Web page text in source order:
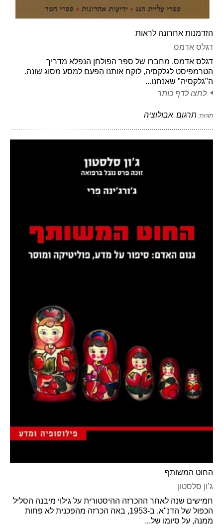
הזדמנות אחרונה לראות
דגלס אדמס
דגלס אדמס, מחברו של ספר הפולחן הנפלא מדריך
הטרמפיסט לגלקסיה, לוקח אותנו הפעם למסע מסוג שונה.
ה"גלקסיה" שאנחנו...
לחצו לדף כותר
תגיות: תרגום אבולוציה
החוט המשותף
ג’ון סַלסטון
חמישים שנה לאחר ההכרזה ההיסטורית על גילוי מיבנה הסליל
הכפול של הדנ"א, ב-1953, באה הכרזה מהפכנית לא פחות
ממנה, על סיומו של...